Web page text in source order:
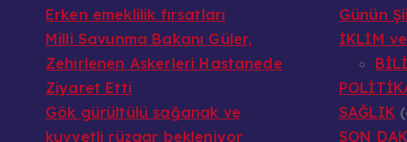
Erken emeklilik fırsatları
Milli Savunma Bakanı Güler,
Zehirlenen Askerleri Hastanede
Ziyaret Etti
Gök gürültülü sağanak ve
kuvvetli rüzgar bekleniyor
Günün
İKLİM ve
SAĞLIK
SON